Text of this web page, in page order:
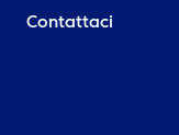
Contattaci